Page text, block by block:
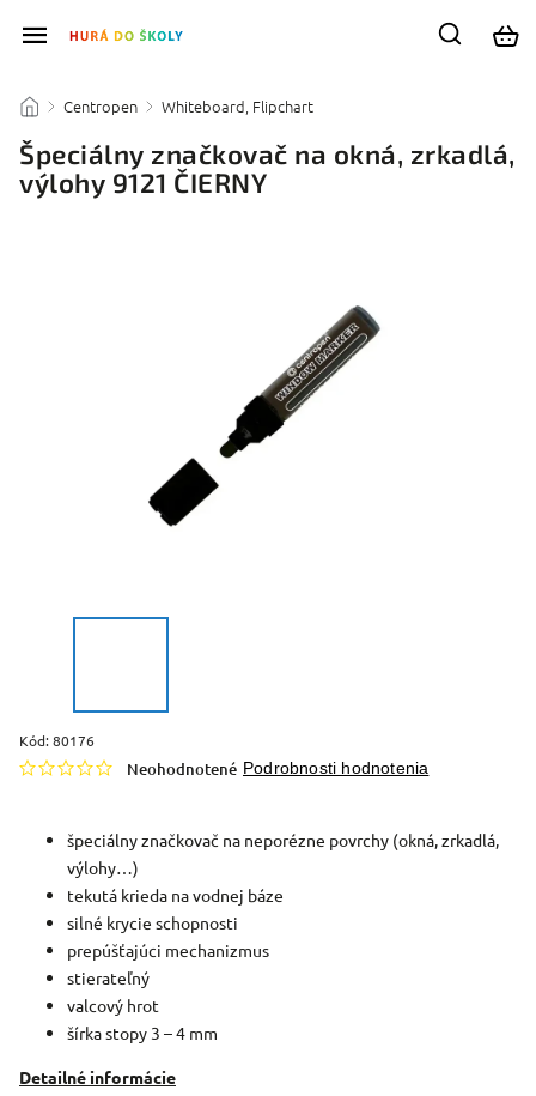
/ Centropen / Whiteboard, Flipchart
Špeciálny značkovač na okná, zrkadlá,
výlohy 9121 ČIERNY
Kód:80176
Neohodnotené Podrobnosti hodnotenia
špeciálny značkovač na neporézne povrchy (okná, zrkadlá,
výlohy…)
tekutá krieda na vodnej báze
silné krycie schopnosti
prepúšťajúci mechanizmus
stierateľný
valcový hrot
šírka stopy 3 – 4 mm
Detailné informácie